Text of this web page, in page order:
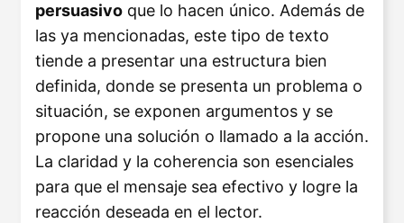
persuasivo que lo hacen único. Además de
las ya mencionadas, este tipo de texto
tiende a presentar una estructura bien
definida, donde se presenta un problema o
situación, se exponen argumentos y se
propone una solución o llamado a la acción.
La claridad y la coherencia son esenciales
para que el mensaje sea efectivo y logre la
reacción deseada en el lector.